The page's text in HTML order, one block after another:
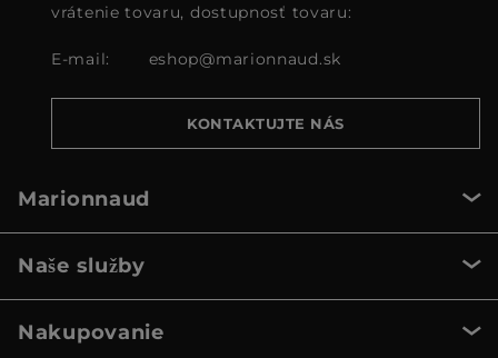
vrátenie tovaru, dostupnosť tovaru:
E-mail: eshop@marionnaud.sk
KONTAKTUJTE NÁS
Marionnaud
Naše služby
Nakupovanie